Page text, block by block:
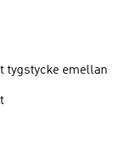
tygstycke emellan